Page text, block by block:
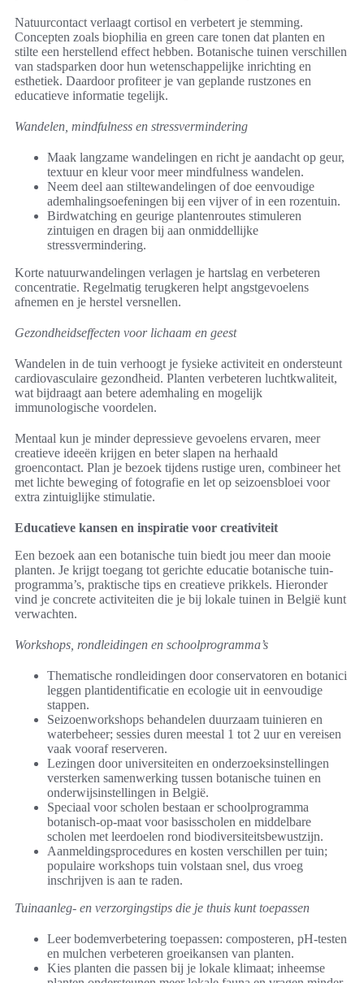
Natuurcontact verlaagt cortisol en verbetert je stemming.
Concepten zoals biophilia en green care tonen dat planten en
stilte een herstellend effect hebben. Botanische tuinen verschillen
van stadsparken door hun wetenschappelijke inrichting en
esthetiek. Daardoor profiteer je van geplande rustzones en
educatieve informatie tegelijk.
Wandelen, mindfulness en stressvermindering
Maak langzame wandelingen en richt je aandacht op geur,
textuur en kleur voor meer mindfulness wandelen.
Neem deel aan stiltewandelingen of doe eenvoudige
ademhalingsoefeningen bij een vijver of in een rozentuin.
Birdwatching en geurige plantenroutes stimuleren
zintuigen en dragen bij aan onmiddellijke
stressvermindering.
Korte natuurwandelingen verlagen je hartslag en verbeteren
concentratie. Regelmatig terugkeren helpt angstgevoelens
afnemen en je herstel versnellen.
Gezondheidseffecten voor lichaam en geest
Wandelen in de tuin verhoogt je fysieke activiteit en ondersteunt
cardiovasculaire gezondheid. Planten verbeteren luchtkwaliteit,
wat bijdraagt aan betere ademhaling en mogelijk
immunologische voordelen.
Mentaal kun je minder depressieve gevoelens ervaren, meer
creatieve ideeën krijgen en beter slapen na herhaald
groencontact. Plan je bezoek tijdens rustige uren, combineer het
met lichte beweging of fotografie en let op seizoensbloei voor
extra zintuiglijke stimulatie.
Educatieve kansen en inspiratie voor creativiteit
Een bezoek aan een botanische tuin biedt jou meer dan mooie
planten. Je krijgt toegang tot gerichte educatie botanische tuin-
programma’s, praktische tips en creatieve prikkels. Hieronder
vind je concrete activiteiten die je bij lokale tuinen in België kunt
verwachten.
Workshops, rondleidingen en schoolprogramma’s
Thematische rondleidingen door conservatoren en botanici
leggen plantidentificatie en ecologie uit in eenvoudige
stappen.
Seizoenworkshops behandelen duurzaam tuinieren en
waterbeheer; sessies duren meestal 1 tot 2 uur en vereisen
vaak vooraf reserveren.
Lezingen door universiteiten en onderzoeksinstellingen
versterken samenwerking tussen botanische tuinen en
onderwijsinstellingen in België.
Speciaal voor scholen bestaan er schoolprogramma
botanisch-op-maat voor basisscholen en middelbare
scholen met leerdoelen rond biodiversiteitsbewustzijn.
Aanmeldingsprocedures en kosten verschillen per tuin;
populaire workshops tuin volstaan snel, dus vroeg
inschrijven is aan te raden.
Tuinaanleg- en verzorgingstips die je thuis kunt toepassen
Leer bodemverbetering toepassen: composteren, pH-testen
en mulchen verbeteren groeikansen van planten.
Kies planten die passen bij je lokale klimaat; inheemse